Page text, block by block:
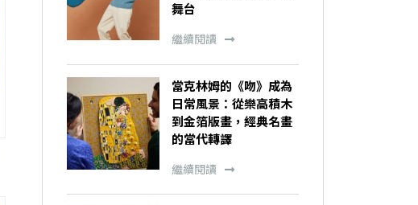
舞台
繼續閱讀
當克林姆的《吻》成為
日常風景：從樂高積木
到金箔版畫，經典名畫
的當代轉譯
繼續閱讀